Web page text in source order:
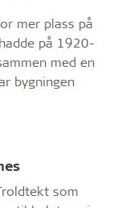
mer plass på
på 1920-
med en
bygningen
som